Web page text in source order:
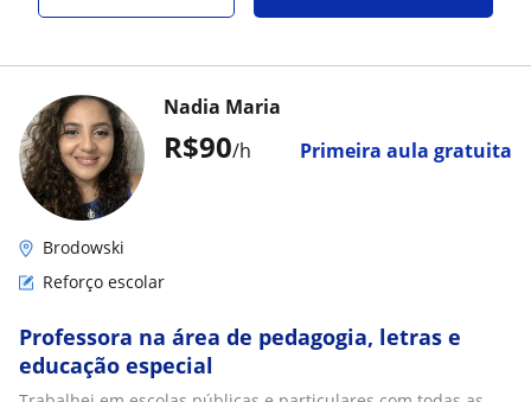
R$90/h Primeira aula gratuita
Nadia Maria
Brodowski
Reforço escolar
Professora na área de pedagogia, letras e
educação especial